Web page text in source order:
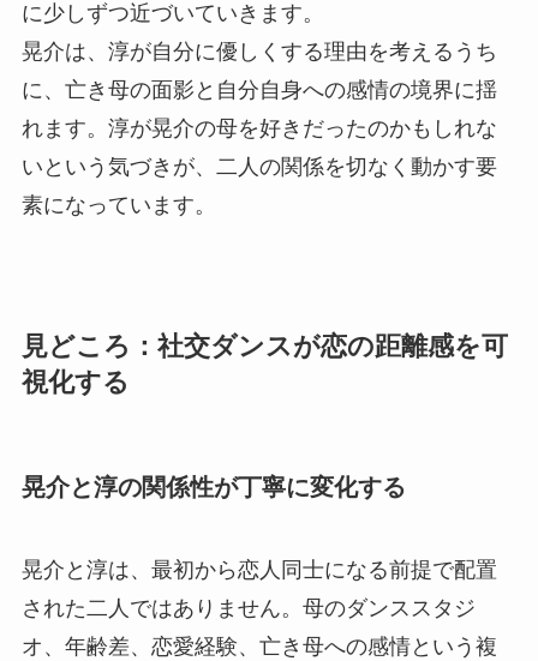
に少しずつ近づいていきます。
晃介は、淳が自分に優しくする理由を考えるうち
に、亡き母の面影と自分自身への感情の境界に揺
れます。淳が晃介の母を好きだったのかもしれな
いという気づきが、二人の関係を切なく動かす要
素になっています。
見どころ：社交ダンスが恋の距離感を可
視化する
晃介と淳の関係性が丁寧に変化する
晃介と淳は、最初から恋人同士になる前提で配置
された二人ではありません。母のダンススタジ
オ、年齢差、恋愛経験、亡き母への感情という複